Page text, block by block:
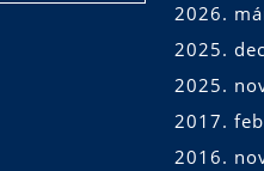
2026.
2025.
2025.
2017.
2016.